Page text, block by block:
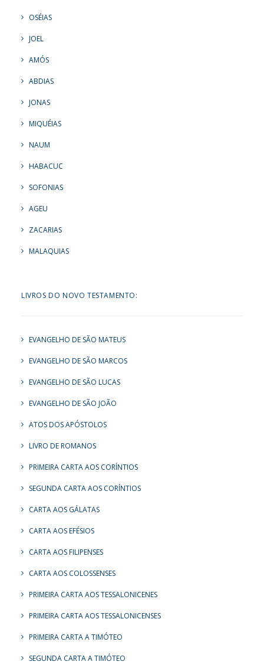
OSÉIAS
JOEL
AMÓS
ABDIAS
JONAS
MIQUÉIAS
NAUM
HABACUC
SOFONIAS
AGEU
ZACARIAS
MALAQUIAS
LIVROS DO NOVO TESTAMENTO:
EVANGELHO DE SÃO MATEUS
EVANGELHO DE SÃO MARCOS
EVANGELHO DE SÃO LUCAS
EVANGELHO DE SÃO JOÃO
ATOS DOS APÓSTOLOS
LIVRO DE ROMANOS
PRIMEIRA CARTA AOS CORÍNTIOS
SEGUNDA CARTA AOS CORÍNTIOS
CARTA AOS GÁLATAS
CARTA AOS EFÉSIOS
CARTA AOS FILIPENSES
CARTA AOS COLOSSENSES
PRIMEIRA CARTA AOS TESSALONICENES
PRIMEIRA CARTA AOS TESSALONICENSES
PRIMEIRA CARTA A TIMÓTEO
SEGUNDA CARTA A TIMÓTEO